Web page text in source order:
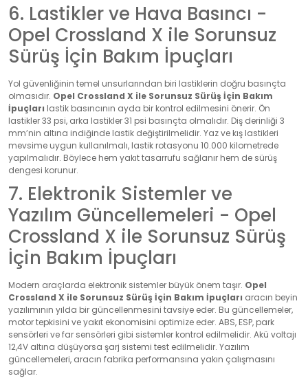
6. Lastikler ve Hava Basıncı -
Opel Crossland X ile Sorunsuz
Sürüş İçin Bakım İpuçları
Yol güvenliğinin temel unsurlarından biri lastiklerin doğru basınçta
olmasıdır. Opel Crossland X ile Sorunsuz Sürüş İçin Bakım
İpuçları lastik basıncının ayda bir kontrol edilmesini önerir. Ön
lastikler 33 psi, arka lastikler 31 psi basınçta olmalıdır. Diş derinliği 3
mm’nin altına indiğinde lastik değiştirilmelidir. Yaz ve kış lastikleri
mevsime uygun kullanılmalı, lastik rotasyonu 10.000 kilometrede
yapılmalıdır. Böylece hem yakıt tasarrufu sağlanır hem de sürüş
dengesi korunur.
7. Elektronik Sistemler ve
Yazılım Güncellemeleri - Opel
Crossland X ile Sorunsuz Sürüş
İçin Bakım İpuçları
Modern araçlarda elektronik sistemler büyük önem taşır. Opel
Crossland X ile Sorunsuz Sürüş İçin Bakım İpuçları aracın beyin
yazılımının yılda bir güncellenmesini tavsiye eder. Bu güncellemeler,
motor tepkisini ve yakıt ekonomisini optimize eder. ABS, ESP, park
sensörleri ve far sensörleri gibi sistemler kontrol edilmelidir. Akü voltajı
12,4V altına düşüyorsa şarj sistemi test edilmelidir. Yazılım
güncellemeleri, aracın fabrika performansına yakın çalışmasını
sağlar.